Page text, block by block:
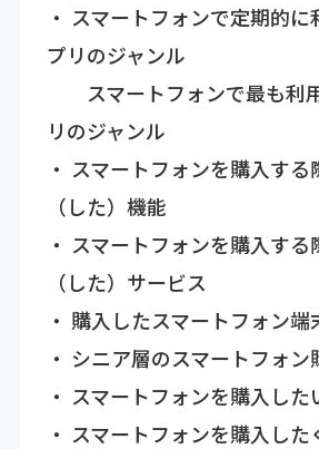
・ スマートフォンで定期的
プリのジャンル
スマートフォンで最も利
リのジャンル
・ スマートフォンを購入す
（した）機能
・ スマートフォンを購入す
（した）サービス
・ 購入したスマートフォン
・ シニア層のスマートフォン
・ スマートフォンを購入した
・ スマートフォンを購入した